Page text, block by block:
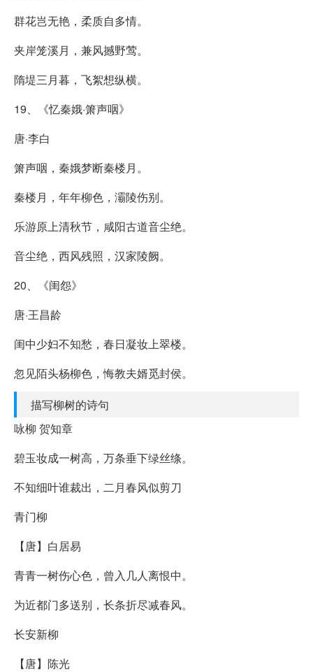
群花岂无艳，柔质自多情。
夹岸笼溪月，兼风撼野莺。
隋堤三月暮，飞絮想纵横。
19、《忆秦娥·箫声咽》
唐·李白
箫声咽，秦娥梦断秦楼月。
秦楼月，年年柳色，灞陵伤别。
乐游原上清秋节，咸阳古道音尘绝。
音尘绝，西风残照，汉家陵阙。
20、《闺怨》
唐·王昌龄
闺中少妇不知愁，春日凝妆上翠楼。
忽见陌头杨柳色，悔教夫婿觅封侯。
描写柳树的诗句
咏柳 贺知章
碧玉妆成一树高，万条垂下绿丝绦。
不知细叶谁裁出，二月春风似剪刀
青门柳
【唐】白居易
青青一树伤心色，曾入几人离恨中。
为近都门多送别，长条折尽减春风。
长安新柳
【唐】陈光